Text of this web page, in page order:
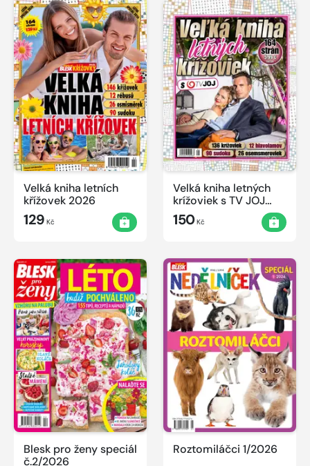
Velká kniha letních
křížovek 2026
129 Kč
Velká kniha letných
krížoviek s TV JOJ
2026
150Kč
Blesk pro ženy speciál
č.2/2026
Roztomiláčci 1/2026